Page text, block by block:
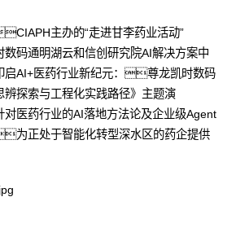
主办的“走进甘李药业活动”
码通明湖云和信创研究院AI解决方案中
启AI+医药行业新纪元：尊龙凯时数码
探索与工程化实践路径》主题演
医药行业的AI落地方法论及企业级Agent
正处于智能化转型深水区的药企提供